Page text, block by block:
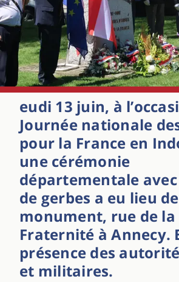
eudi 13 juin, à
Journée nationale
pour la France en
une cérémonie
départementale
de gerbes a eu lieu
monument, rue de la
Fraternité à Annecy.
présence des
et militaires.